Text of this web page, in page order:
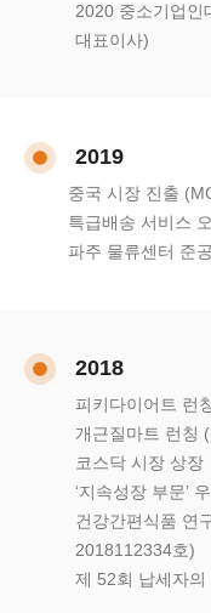
2020 중소기업인
대표이사)
2019
중국 시장 진출
특급배송 서비스
파주 물류센터 준
2018
피키다이어트 런
개근질마트 런칭
코스닥 시장 상장
‘지속성장 부문’
건강간편식품 연
2018112334호)
제 52회 납세자